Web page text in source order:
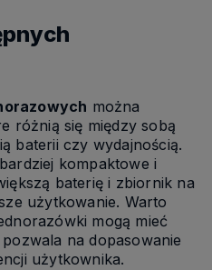
można
różnią się między sobą
baterii czy wydajnością.
kompaktowe i
baterię i zbiornik na
użytkowanie. Warto
mogą mieć
na dopasowanie
użytkownika.